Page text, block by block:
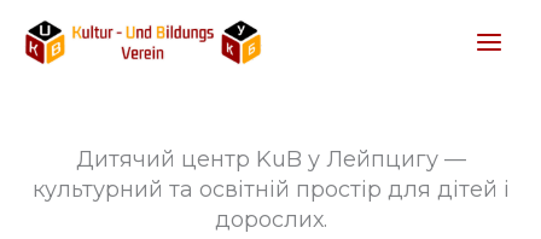
вмісту
Дитячий центр KuB у Лейпцигу —
культурний та освітній простір для дітей і
дорослих.